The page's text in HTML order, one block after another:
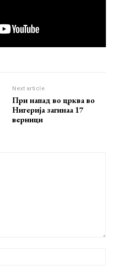
Next article
При напад во црква во
Нигерија загинаа 17
верници